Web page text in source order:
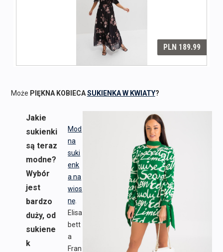
Może PIĘKNA KOBIECASUKIENKA W KWIATY?
Mod
na
suki
enk
a na
wios
nę
Elisa
bett
a
Fran
Jakie
sukienki
są teraz
modne?
Wybór
jest
bardzo
duży, od
sukiene
k